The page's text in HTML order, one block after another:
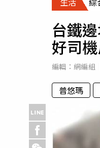
台鐵
好司
編輯： 網編組
普悠瑪